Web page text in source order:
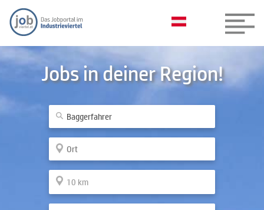
Jobs in deiner Region!